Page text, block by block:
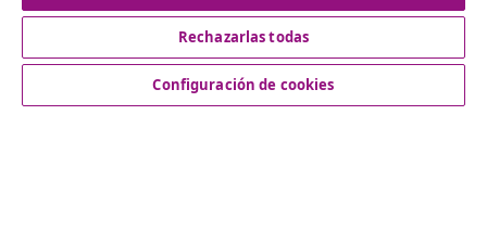
Servicio al Cliente
Rechazarlas todas
Configuración de cookies